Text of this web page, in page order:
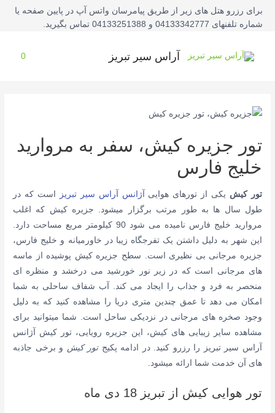
برای رزرو هتل های زیر از طریق پیامرسان واتس آپ در پایین صفحه یا
شماره تلفنهای 04133342777 و 04133251388 تماس بگیرید.
آراس سیر تبریز 0
تور جزیره کیش، سفر به مروارید
خلیج فارس
تور کیش یکی از تورهای هوایی آژانس آراس سیر تبریز
است که در
طول سال ها به طور مرتب برگزار میشود. جزیره کیش که اغلب
مروارید خلیج فارس نامیده می شود 90 کیلومتر مربع مساحت دارد.
این شهر به دلیل داشتن یک تفرجگاه زیبا در خاورمیانه و خلیج فارس،
جزیره مرجانی بی نظیری است. سطح جزیره کیش پوشیده از ماسه
های مرجانی است که در زیر نور خورشید می درخشد و منظره ای
منحصر به فرد و جذاب را ایجاد می کند. آب شفاف ساحلی به شما
امکان می دهد تا عمق چندین متری دریا را مشاهده کنید که به دلیل
وجود صخره های مرجانی در نزدیکی ساحل است. شما میتوانید برای
مشاهده سایر زیبایی های کیش، این جزیره رویایی، تور کیش آژانس
آراس سیر تبریز را رزرو کنید. در ادامه پکیجتور کیش و برخی جاذبه
های آن خدمت شما ارائه میشود.
تور هوایی کیش از تبریز 18 دی ماه